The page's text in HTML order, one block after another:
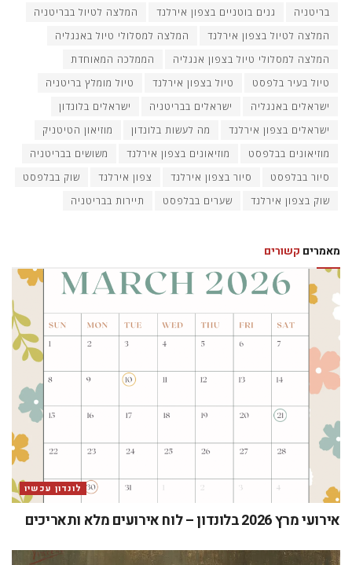
לונדון עכשיו
אומנות
קיפר /ואן גוך – דיאלוג מושלם